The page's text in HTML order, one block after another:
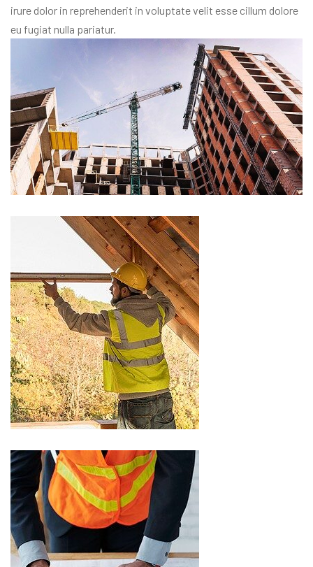
irure dolor in reprehenderit in voluptate velit esse cillum dolore
eu fugiat nulla pariatur.